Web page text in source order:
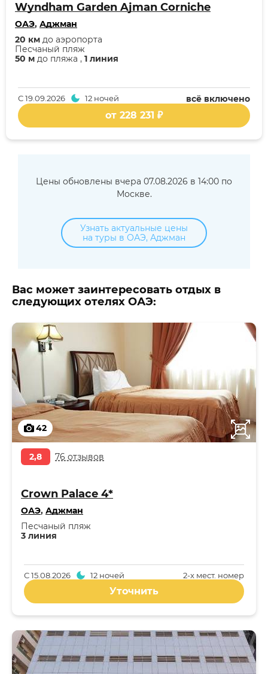
Wyndham Garden Ajman Corniche
ОАЭ, Аджман
50 м до пляжа , 1 линия
Песчаный пляж
20 км до аэропорта
всё включено
С19.09.2026 12 ночей
от 228 231 ₽
Цены обновлены вчера 07.08.2026 в 14:00 по
Москве.
Узнать актуальные цены
на туры в ОАЭ, Аджман
Вас может заинтересовать отдых в
следующих отелях ОАЭ:
42
2,8 76 отзывов
Crown Palace 4*
ОАЭ, Аджман
3 линия
Песчаный пляж
2-x мест. номер
С15.08.2026 12 ночей
Уточнить